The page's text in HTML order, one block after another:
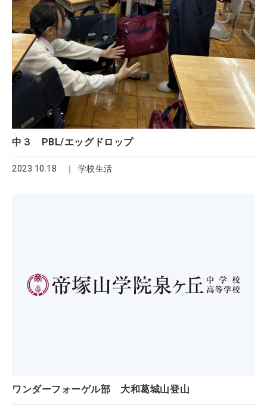
中３ PBL/エッグドロップ
2023.10.18 学校生活
ワンダーフォーゲル部 大和葛城山登山